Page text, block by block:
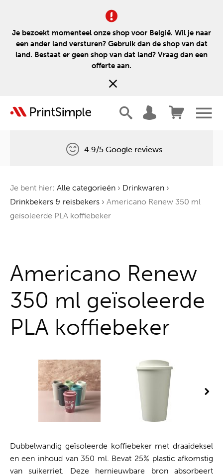
Je bezoekt momenteel onze shop voor België. Wil je naar
een ander land versturen? Gebruik dan de shop van dat
land. Bestaat er geen shop van dat land? Vraag dan een
offerte aan.
Één boom voor elke bestelling
4.9/5 Google reviews
Je bent hier: Alle categorieën › Drinkwaren ›
Drinkbekers & reisbekers › Americano Renew 350 ml
geïsoleerde PLA koffiebeker
Americano Renew
350 ml geïsoleerde
PLA koffiebeker
Dubbelwandig geïsoleerde koffiebeker met draaideksel
en een inhoud van 350 ml. Bevat 25% plastic afkomstig
van suikerriet. Deze hernieuwbare bron absorbeert